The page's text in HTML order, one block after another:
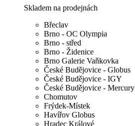
Skladem na prodejnách
Břeclav
Brno - OC Olympia
Brno - střed
Brno - Židenice
Brno Galerie Vaňkovka
České Budějovice - Globus
České Budějovice - IGY
České Budějovice - Mercury
Chomutov
Frýdek-Místek
Havířov Globus
Hradec Králové